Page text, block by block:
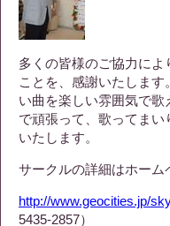
多くの皆様のご協力に
ことを、感謝いたしま
い曲を楽しい雰囲気で
で頑張って、歌ってま
いたします。
サークルの詳細はホーム
http://www.geocities.jp/
5435-2857）